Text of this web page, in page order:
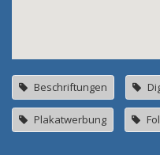
Beschriftungen
Plakatwerbung